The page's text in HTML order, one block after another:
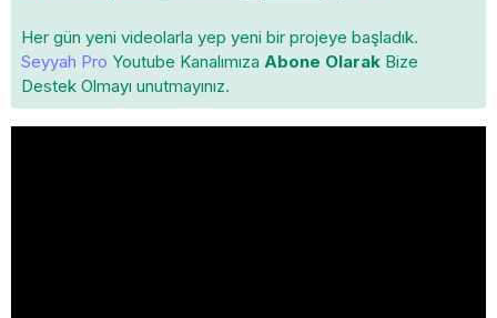
Her gün yeni videolarla yep yeni bir projeye başladık.
Seyyah Pro Youtube Kanalımıza Abone Olarak Bize
Destek Olmayı unutmayınız.